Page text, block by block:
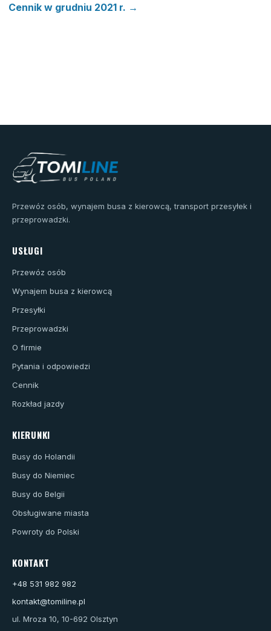
Cennik w grudniu 2021 r. →
Przewóz osób, wynajem busa z kierowcą, transport przesyłek i
przeprowadzki.
USŁUGI
Przewóz osób
Wynajem busa z kierowcą
Przesyłki
Przeprowadzki
O firmie
Pytania i odpowiedzi
Cennik
Rozkład jazdy
KIERUNKI
Busy do Holandii
Busy do Niemiec
Busy do Belgii
Obsługiwane miasta
Powroty do Polski
KONTAKT
+48 531 982 982
kontakt@tomiline.pl
ul. Mroza 10, 10-692 Olsztyn